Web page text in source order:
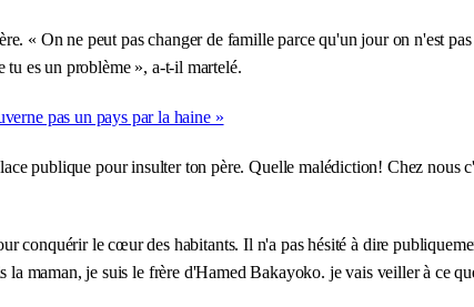
« On ne peut pas changer de famille parce qu'un jour on n'est
tu es un problème », a-t-il martelé.
pas un pays par la haine »
publique pour insulter ton père. Quelle malédiction! Chez nous
conquérir le cœur des habitants. Il n'a pas hésité à dire
maman, je suis le frère d'Hamed Bakayoko. je vais veiller à ce